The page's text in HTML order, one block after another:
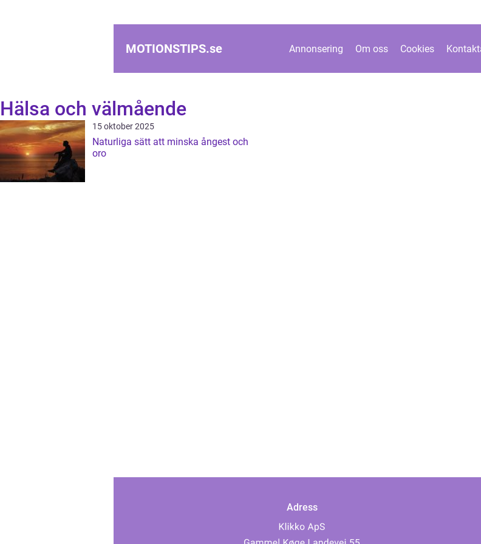
MOTIONSTIPS.se Annonsering Om oss Cookies
Hälsa och välmående
15 oktober 2025
Naturliga sätt att minska ångest och
oro
Adress